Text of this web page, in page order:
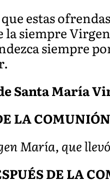
estas
la siempre
siempre
Santa María
LA COMUNIÓN
María, que
DE LA